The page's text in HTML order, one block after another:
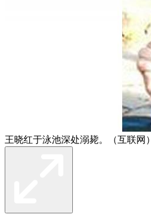
王晓红于泳池深处溺毙。（互联网）